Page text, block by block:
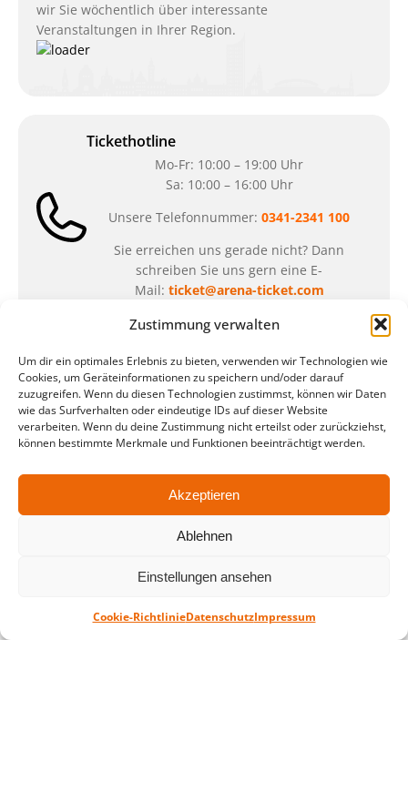
Zustimmung verwalten
Um dir ein optimales Erlebnis zu bieten, verwenden wir Technologien wie
Cookies, um Geräteinformationen zu speichern und/oder darauf
zuzugreifen. Wenn du diesen Technologien zustimmst, können wir Daten
wie das Surfverhalten oder eindeutige IDs auf dieser Website
verarbeiten. Wenn du deine Zustimmung nicht erteilst oder zurückziehst,
können bestimmte Merkmale und Funktionen beeinträchtigt werden.
Akzeptieren
Ablehnen
Einstellungen ansehen
Cookie-RichtlinieDatenschutzImpressum
wir Sie wöchentlich über interessante
Veranstaltungen in Ihrer Region.
Tickethotline
Mo-Fr: 10:00 – 19:00 Uhr
Sa: 10:00 – 16:00 Uhr
Unsere Telefonnummer: 0341-2341 100
Sie erreichen uns gerade nicht? Dann
schreiben Sie uns gern eine E-
Mail: ticket@arena-ticket.com
unsere Sonderöffnungszeiten im Sommer:
in der Zeit vom 06.07. – 07.08.2026
Montag – Freitag: 10-18 Uhr Samstag:
Standort
QUARTERBACK Immobilien ARENA
Nahverkehr: Straßenbahn Linien 3, 4, 7, 8, 15